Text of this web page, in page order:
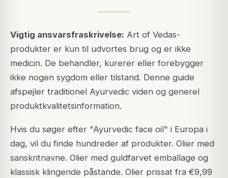
Vigtig ansvarsfraskrivelse: Art of Vedas-
produkter er kun til udvortes brug og er ikke
medicin. De behandler, kurerer eller forebygger
ikke nogen sygdom eller tilstand. Denne guide
afspejler traditionel Ayurvedic viden og generel
produktkvalitetsinformation.
Hvis du søger efter "Ayurvedic face oil" i Europa i
dag, vil du finde hundreder af produkter. Olier med
sanskritnavne. Olier med guldfarvet emballage og
klassisk klingende påstande. Olier prissat fra €9,99